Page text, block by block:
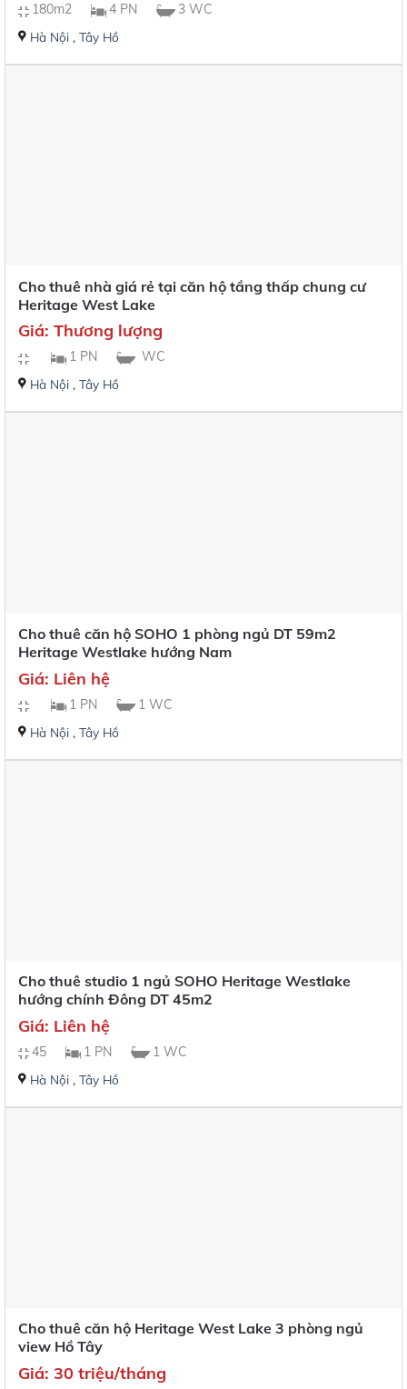
180m2 4 PN 3 WC
Hà Nội, Tây Hồ
Cho thuê nhà giá rẻ tại căn hộ tầng thấp chung cư
Heritage West Lake
Giá: Thương lượng
1 PN WC
Hà Nội, Tây Hồ
Cho thuê căn hộ SOHO 1 phòng ngủ DT 59m2
Heritage Westlake hướng Nam
Giá: Liên hệ
1 PN 1 WC
Hà Nội, Tây Hồ
Cho thuê studio 1 ngủ SOHO Heritage Westlake
hướng chính Đông DT 45m2
Giá: Liên hệ
45 1 PN 1 WC
Hà Nội, Tây Hồ
Cho thuê căn hộ Heritage West Lake 3 phòng ngủ
view Hồ Tây
Giá: 30 triệu/tháng